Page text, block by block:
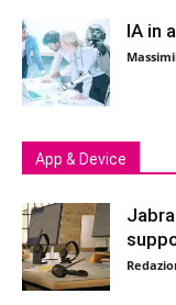
IA in
App & Device